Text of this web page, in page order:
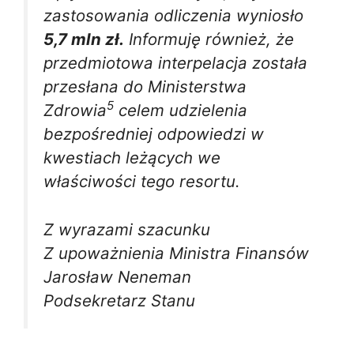
zastosowania odliczenia wyniosło
5,7 mln zł. Informuję również, że
przedmiotowa interpelacja została
przesłana do Ministerstwa
Zdrowia5 celem udzielenia
bezpośredniej odpowiedzi w
kwestiach leżących we
właściwości tego resortu.
Z wyrazami szacunku
Z upoważnienia Ministra Finansów
Jarosław Neneman
Podsekretarz Stanu